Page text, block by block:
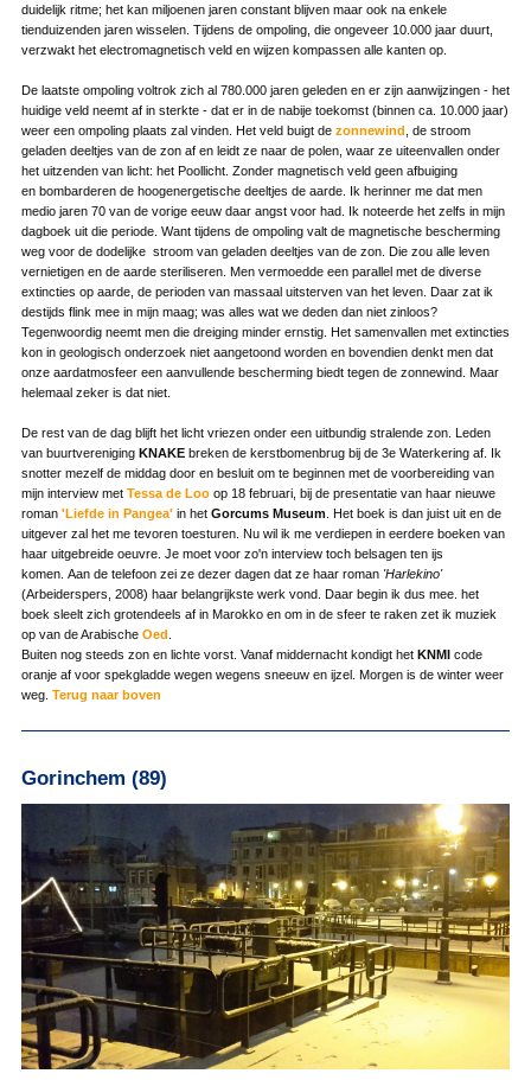
duidelijk ritme; het kan miljoenen jaren constant blijven maar ook na enkele
tienduizenden jaren wisselen. Tijdens de ompoling, die ongeveer 10.000 jaar duurt,
verzwakt het electromagnetisch veld en wijzen kompassen alle kanten op.
De laatste ompoling voltrok zich al 780.000 jaren geleden en er zijn aanwijzingen - het
huidige veld neemt af in sterkte - dat er in de nabije toekomst (binnen ca. 10.000 jaar)
weer een ompoling plaats zal vinden. Het veld buigt de zonnewind , de stroom
geladen deeltjes van de zon af en leidt ze naar de polen, waar ze uiteenvallen onder
het uitzenden van licht: het Poollicht. Zonder magnetisch veld geen afbuiging
en bombarderen de hoogenergetische deeltjes de aarde. Ik herinner me dat men
medio jaren 70 van de vorige eeuw daar angst voor had. Ik noteerde het zelfs in mijn
dagboek uit die periode. Want tijdens de ompoling valt de magnetische bescherming
weg voor de dodelijke stroom van geladen deeltjes van de zon. Die zou alle leven
vernietigen en de aarde steriliseren. Men vermoedde een parallel met de diverse
extincties op aarde, de perioden van massaal uitsterven van het leven. Daar zat ik
destijds flink mee in mijn maag; was alles wat we deden dan niet zinloos?
Tegenwoordig neemt men die dreiging minder ernstig. Het samenvallen met extincties
kon in geologisch onderzoek niet aangetoond worden en bovendien denkt men dat
onze aardatmosfeer een aanvullende bescherming biedt tegen de zonnewind. Maar
helemaal zeker is dat niet.
De rest van de dag blijft het licht vriezen onder een uitbundig stralende zon. Leden
van buurtvereniging KNAKEbreken de kerstbomenbrug bij de 3e Waterkering af. Ik
snotter mezelf de middag door en besluit om te beginnen met de voorbereiding van
mijn interview met Tessa de Looop 18 februari, bij de presentatie van haar nieuwe
roman 'Liefde in Pangea' in het Gorcums Museum. Het boek is dan juist uit en de
uitgever zal het me tevoren toesturen. Nu wil ik me verdiepen in eerdere boeken van
haar uitgebreide oeuvre. Je moet voor zo'n interview toch belsagen ten ijs
komen. Aan de telefoon zei ze dezer dagen dat ze haar roman 'Harlekino'
(Arbeiderspers, 2008) haar belangrijkste werk vond. Daar begin ik dus mee. het
boek sleelt zich grotendeels af in Marokko en om in de sfeer te raken zet ik muziek
op van de Arabische Oed
Buiten nog steeds zon en lichte vorst. Vanaf middernacht kondigt het KNMIcode
oranje af voor spekgladde wegen wegens sneeuw en ijzel. Morgen is de winter weer
weg. Terug naar boven
Gorinchem (89)